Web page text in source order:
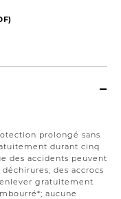
prolongé sans
durant cinq
des accidents peuvent
des accrocs
gratuitement
aucune